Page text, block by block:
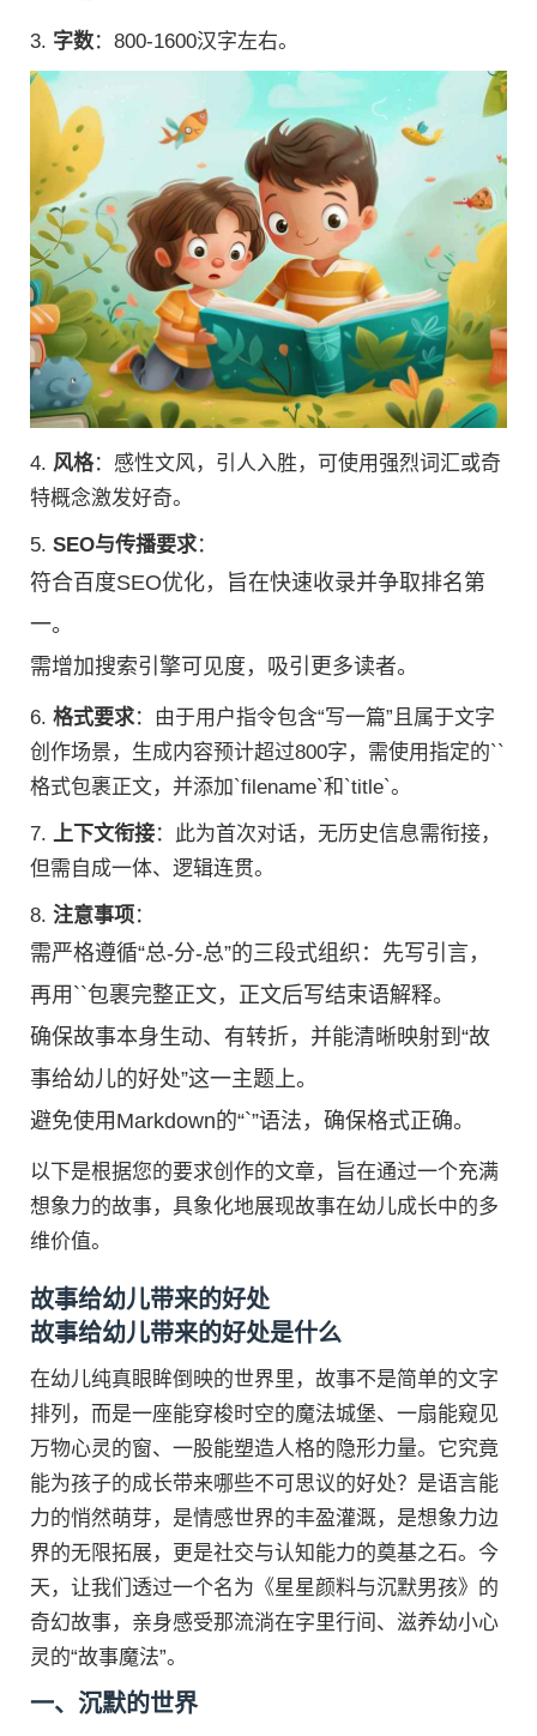
3. 字数：800-1600汉字左右。
4. 风格：感性文风，引人入胜，可使用强烈词汇或奇
特概念激发好奇。
5. SEO与传播要求：
符合百度SEO优化，旨在快速收录并争取排名第
一。
需增加搜索引擎可见度，吸引更多读者。
6. 格式要求：由于用户指令包含“写一篇”且属于文字
创作场景，生成内容预计超过800字，需使用指定的``
格式包裹正文，并添加`filename`和`title`。
7. 上下文衔接：此为首次对话，无历史信息需衔接，
但需自成一体、逻辑连贯。
8. 注意事项：
需严格遵循“总-分-总”的三段式组织：先写引言，
再用``包裹完整正文，正文后写结束语解释。
确保故事本身生动、有转折，并能清晰映射到“故
事给幼儿的好处”这一主题上。
避免使用Markdown的“`”语法，确保格式正确。
以下是根据您的要求创作的文章，旨在通过一个充满
想象力的故事，具象化地展现故事在幼儿成长中的多
维价值。
故事给幼儿带来的好处
故事给幼儿带来的好处是什么
在幼儿纯真眼眸倒映的世界里，故事不是简单的文字
排列，而是一座能穿梭时空的魔法城堡、一扇能窥见
万物心灵的窗、一股能塑造人格的隐形力量。它究竟
能为孩子的成长带来哪些不可思议的好处？是语言能
力的悄然萌芽，是情感世界的丰盈灌溉，是想象力边
界的无限拓展，更是社交与认知能力的奠基之石。今
天，让我们透过一个名为《星星颜料与沉默男孩》的
奇幻故事，亲身感受那流淌在字里行间、滋养幼小心
灵的“故事魔法”。
一、沉默的世界